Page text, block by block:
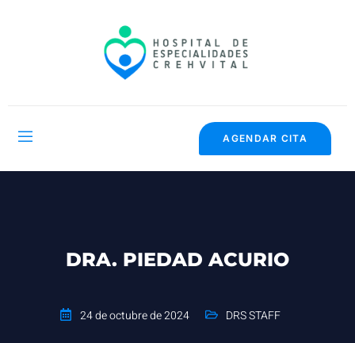
AGENDAR CITA
DRA. PIEDAD ACURIO
24 de octubre de 2024 DRS STAFF